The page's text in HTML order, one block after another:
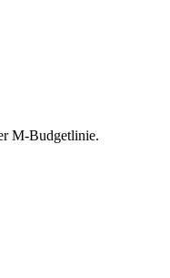
M-Budgetlinie.